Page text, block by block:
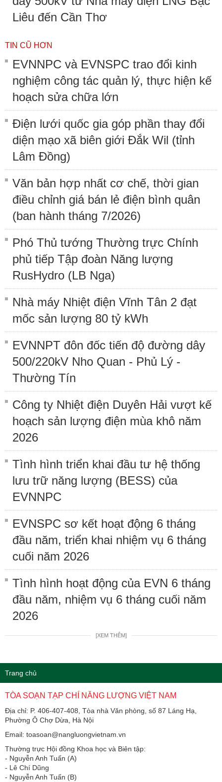
Liêu đến Cần Thơ
TIN CŨ HƠN
EVNNPC và EVNSPC trao đổi kinh
nghiệm công tác quản lý, thực hiện kế
hoạch sửa chữa lớn
Điện lưới quốc gia góp phần thay đổi
diện mạo xã biên giới Đắk Wil (tỉnh
Lâm Đồng)
Văn bản hợp nhất cơ chế, thời gian
điều chỉnh giá bán lẻ điện bình quân
(ban hành tháng 7/2026)
Phó Thủ tướng Thường trực Chính
phủ tiếp Tập đoàn Năng lượng
RusHydro (LB Nga)
Nhà máy Nhiệt điện Vĩnh Tân 2 đạt
mốc sản lượng 80 tỷ kWh
EVNNPT đôn đốc tiến độ đường dây
500/220kV Nho Quan - Phủ Lý -
Thường Tín
Công ty Nhiệt điện Duyên Hải vượt kế
hoạch sản lượng điện mùa khô năm
2026
Tình hình triển khai đầu tư hệ thống
lưu trữ năng lượng (BESS) của
EVNNPC
EVNSPC sơ kết hoạt động 6 tháng
đầu năm, triển khai nhiệm vụ 6 tháng
cuối năm 2026
Tình hình hoạt động của EVN 6 tháng
đầu năm, nhiệm vụ 6 tháng cuối năm
2026
[XEM THÊM]
Trang chủ
TÒA SOẠN TẠP CHÍ NĂNG LƯỢNG VIỆT NAM
Địa chỉ: P. 406-407-408, Tòa nhà Văn phòng, số 87 Láng Hạ,
Phường Ô Chợ Dừa, Hà Nội
Email: toasoan@nangluongvietnam.vn
Thường trực Hội đồng Khoa học và Biên tập:
​​​​​​- Nguyễn Anh Tuấn (A)
- Lê Chí Dũng
- Nguyễn Anh Tuấn (B)